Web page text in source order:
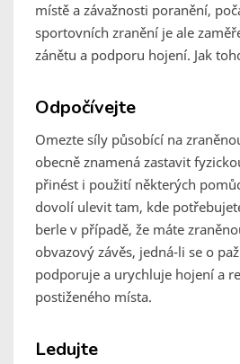
místě a závažnosti poranění,
sportovních zranění je ale
zánětu a podporu hojení. Jak
Odpočívejte
Omezte síly působící na
obecně znamená zastavit
přinést i použití některých
dovolí ulevit tam, kde
berle v případě, že máte
obvazový závěs, jedná-li se o
podporuje a urychluje hojení a
postiženého místa.
Ledujte